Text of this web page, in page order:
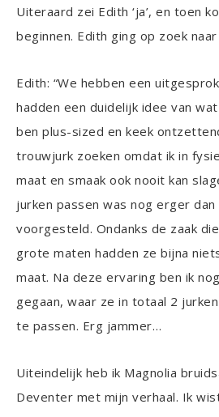
Uiteraard zei Edith ‘ja’, en toen
beginnen. Edith ging op zoek
Edith: “We hebben een
hadden een duidelijk idee van
ben plus-sized en keek
trouwjurk zoeken omdat ik in
maat en smaak ook nooit kan
jurken passen was nog erger dan
voorgesteld. Ondanks de zaak
grote maten hadden ze bijna
maat. Na deze ervaring ben ik
gegaan, waar ze in totaal 2
te passen. Erg jammer…
Uiteindelijk heb ik Magnolia
Deventer met mijn verhaal. Ik